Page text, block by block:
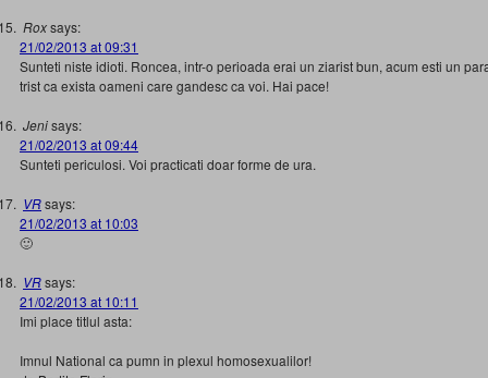
Roxsays:
21/02/2013 at 09:31
Sunteti niste idioti. Roncea, intr-o perioada erai un ziarist bun, acum esti un
trist ca exista oameni care gandesc ca voi. Hai pace!
Jenisays:
21/02/2013 at 09:44
Sunteti periculosi. Voi practicati doar forme de ura.
VRsays:
21/02/2013 at 10:03
🙂
VRsays:
21/02/2013 at 10:11
Imi place titlul asta:
Imnul National ca pumn in plexul homosexualilor!